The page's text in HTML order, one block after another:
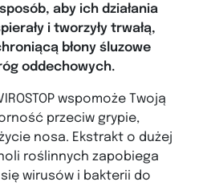
aby ich działania
i tworzyły trwałą,
błony śluzowe
oddechowych.
wspomoże Twoją
przeciw grypie,
nosa. Ekstrakt o dużej
roślinnych zapobiega
wirusów i bakterii do